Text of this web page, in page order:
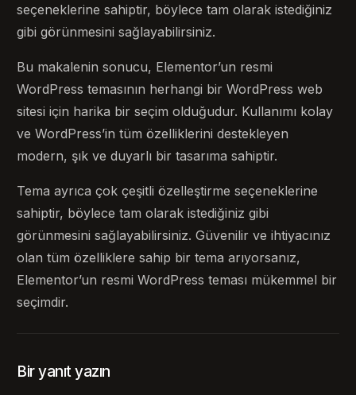
seçeneklerine sahiptir, böylece tam olarak istediğiniz
gibi görünmesini sağlayabilirsiniz.
Bu makalenin sonucu, Elementor’un resmi
WordPress temasının herhangi bir WordPress web
sitesi için harika bir seçim olduğudur. Kullanımı kolay
ve WordPress’in tüm özelliklerini destekleyen
modern, şık ve duyarlı bir tasarıma sahiptir.
Tema ayrıca çok çeşitli özelleştirme seçeneklerine
sahiptir, böylece tam olarak istediğiniz gibi
görünmesini sağlayabilirsiniz. Güvenilir ve ihtiyacınız
olan tüm özelliklere sahip bir tema arıyorsanız,
Elementor’un resmi WordPress teması mükemmel bir
seçimdir.
Bir yanıt yazın